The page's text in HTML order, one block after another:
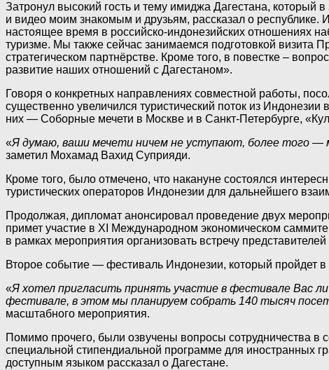
Затронул высокий гость и тему имиджа Дагестана,
и видео моим знакомым и друзьям, рассказал о
настоящее время в российско-индонезийских отношениях
туризме. Мы также сейчас занимаемся подготовкой визита
стратегическом партнёрстве. Кроме того, в повестке –
развитие наших отношений с Дагестаном».
Говоря о конкретных направлениях совместной работы,
существенно увеличился туристический поток из
них — Соборные мечети в Москве и в Санкт-Петербурге,
«Я думаю, ваши мечети ничем не уступают, более того —
заметил Мохамад Вахид Суприяди.
Кроме того, было отмечено, что накануне состоялся
туристических операторов Индонезии для дальнейшего
Продолжая, дипломат анонсировал проведение двух
примет участие в XI Международном экономическом
в рамках мероприятия организовать встречу
Второе событие — фестиваль Индонезии, который пройдет
«Я хотел пригласить принять участие в фестивале Вас
фестивале, в этом мы планируем собрать 140 тысяч
масштабного мероприятия.
Помимо прочего, были озвучены вопросы сотрудничества в
специальной стипендиальной программе для иностранных
доступным языком рассказал о Дагестане.